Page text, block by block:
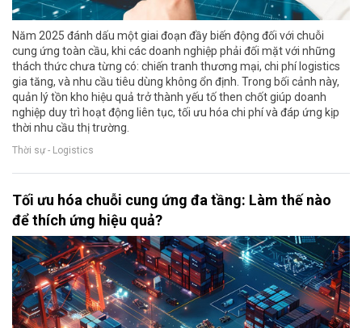
Năm 2025 đánh dấu một giai đoạn đầy biến động đối với chuỗi
cung ứng toàn cầu, khi các doanh nghiệp phải đối mặt với những
thách thức chưa từng có: chiến tranh thương mại, chi phí logistics
gia tăng, và nhu cầu tiêu dùng không ổn định. Trong bối cảnh này,
quản lý tồn kho hiệu quả trở thành yếu tố then chốt giúp doanh
nghiệp duy trì hoạt động liên tục, tối ưu hóa chi phí và đáp ứng kịp
thời nhu cầu thị trường.
Thời sự - Logistics
Tối ưu hóa chuỗi cung ứng đa tầng: Làm thế nào
để thích ứng hiệu quả?